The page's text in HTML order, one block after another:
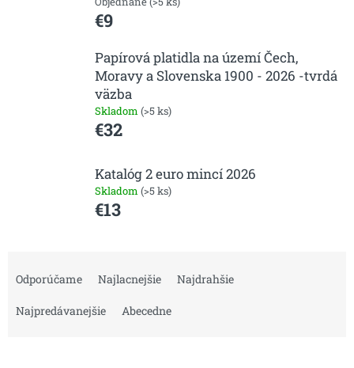
€9
Papírová platidla na území Čech,
Moravy a Slovenska 1900 - 2026 -tvrdá
väzba
Skladom (>5 ks)
€32
Katalóg 2 euro mincí 2026
Skladom (>5 ks)
€13
Odporúčame Najlacnejšie Najdrahšie
Najpredávanejšie Abecedne